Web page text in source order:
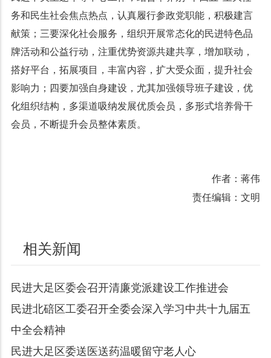
务和民生社会焦点热点，认真履行参政党职能，积极建言
献策；三要深化社会服务，组织开展常态化的民进特色品
牌活动和公益行动，注重优势资源共建共享，增加联动，
搭好平台，拓展项目，丰富内容，扩大受众面，提升社会
影响力；四要加强自身建设，尤其加强领导班子建设，优
化组织结构，多渠道吸纳发展优质会员，多形式培养骨干
会员，不断提升会员整体素质。
作者：蒋伟
责任编辑：文明
相关新闻
民进大足区委会召开清廉党派建设工作推进会
民进北碚区工委召开全委会深入学习中共十九届五
中全会精神
民进大足区委送医送药温暖留守老人心